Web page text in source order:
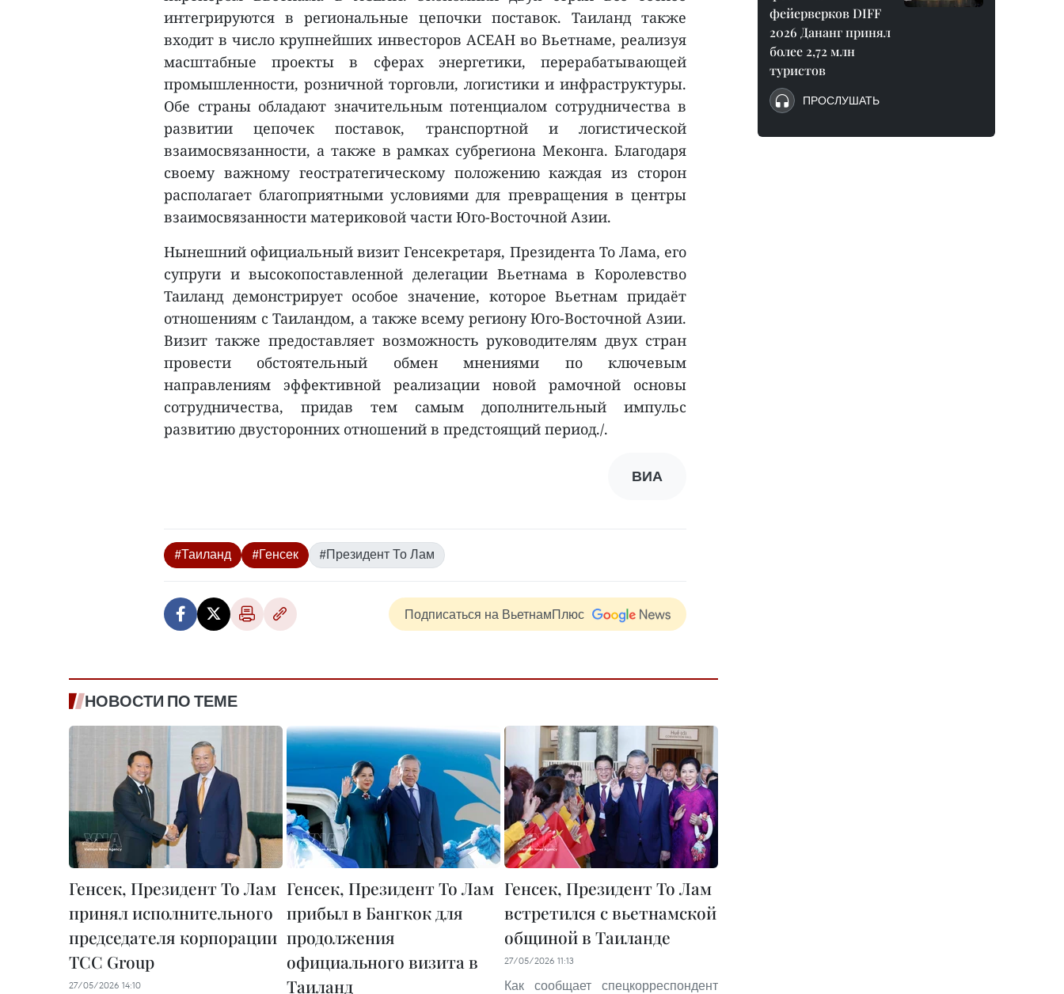
интегрируются в региональные цепочки поставок. Таиланд также
входит в число крупнейших инвесторов АСЕАН во Вьетнаме, реализуя
масштабные проекты в сферах энергетики, перерабатывающей
промышленности, розничной торговли, логистики и инфраструктуры.
Обе страны обладают значительным потенциалом сотрудничества в
развитии цепочек поставок, транспортной и логистической
взаимосвязанности, а также в рамках субрегиона Меконга. Благодаря
своему важному геостратегическому положению каждая из сторон
располагает благоприятными условиями для превращения в центры
взаимосвязанности материковой части Юго-Восточной Азии.
Нынешний официальный визит Генсекретаря, Президента То Лама, его
супруги и высокопоставленной делегации Вьетнама в Королевство
Таиланд демонстрирует особое значение, которое Вьетнам придаёт
отношениям с Таиландом, а также всему региону Юго-Восточной Азии.
Визит также предоставляет возможность руководителям двух стран
провести обстоятельный обмен мнениями по ключевым
направлениям эффективной реализации новой рамочной основы
сотрудничества, придав тем самым дополнительный импульс
развитию двусторонних отношений в предстоящий период./.
ВИА
#Таиланд #Генсек #Президент То Лам
Подписаться на ВьетнамПлюс
НОВОСТИ ПО ТЕМЕ
Генсек, Президент То Лам
принял исполнительного
председателя корпорации
TCC Group
27/05/2026 14:10
Генсек, Президент То Лам
прибыл в Бангкок для
продолжения
официального визита в
Таиланд
Генсек, Президент То Лам
встретился с вьетнамской
общиной в Таиланде
27/05/2026 11:13
Как сообщает спецкорреспондент
фейерверков DIFF
2026 Дананг принял
более 2,72 млн
туристов
ПРОСЛУШАТЬ